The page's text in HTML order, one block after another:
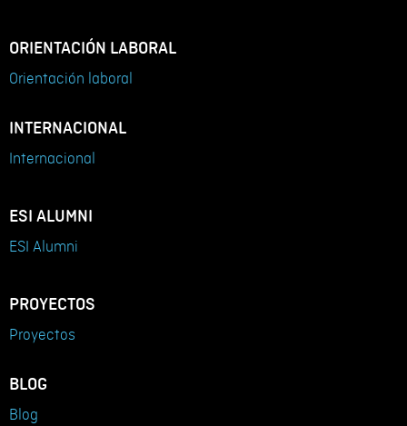
ORIENTACIÓN LABORAL
Orientación laboral
INTERNACIONAL
Internacional
ESI ALUMNI
ESI Alumni
PROYECTOS
Proyectos
BLOG
Blog